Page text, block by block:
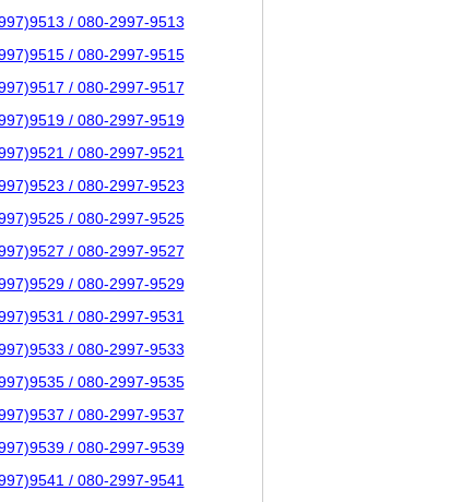
/ 080-2997-9513
/ 080-2997-9515
/ 080-2997-9517
/ 080-2997-9519
/ 080-2997-9521
/ 080-2997-9523
/ 080-2997-9525
/ 080-2997-9527
/ 080-2997-9529
/ 080-2997-9531
/ 080-2997-9533
/ 080-2997-9535
/ 080-2997-9537
/ 080-2997-9539
/ 080-2997-9541